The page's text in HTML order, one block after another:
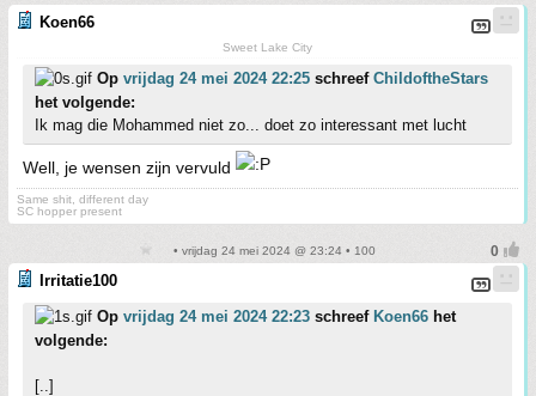
Koen66
Sweet Lake City
Op vrijdag 24 mei 2024 22:25 schreef ChildoftheStars
het volgende:
Ik mag die Mohammed niet zo... doet zo interessant met lucht
Well, je wensen zijn vervuld
Same shit, different day
SC hopper present
• vrijdag 24 mei 2024 @ 23:24 • 100
Irritatie100
Op vrijdag 24 mei 2024 22:23 schreef Koen66 het
volgende:
[..]